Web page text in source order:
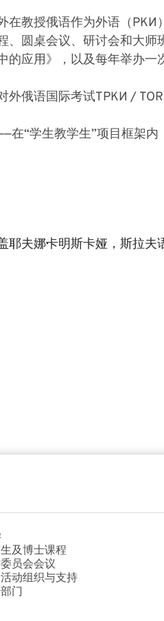
在教授俄语作为外语（РКИ
、圆桌会议、研讨会和大
的应用》，以及每年举办
外俄语国际考试ТРКИ /
在“学生教学生”项目框架
夫娜·卡明斯卡娅，斯拉
及博士课程
员会会议
动组织与支持
门